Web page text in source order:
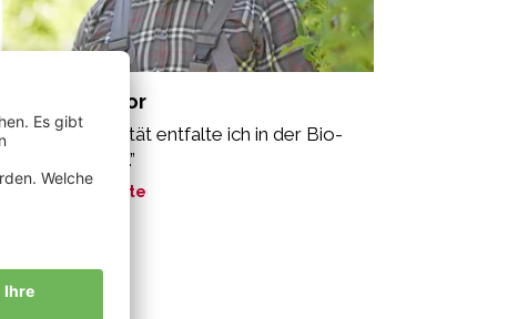
Luggin Gregor
“Meine Kreativität entfalte ich in der Bio-
Landwirtschaft.”
Meine Geschichte